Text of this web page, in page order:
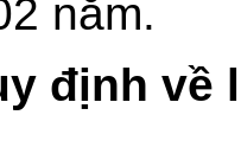
năm.
định về